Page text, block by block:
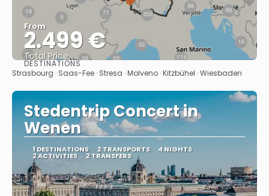
From
2.499 €
Total Price
See
DESTINATIONS
Strasbourg · Saas-Fee · Stresa · Molveno · Kitzbühel · Wiesbaden
Stedentrip Concert in
Wenen
1 DESTINATIONS 2 TRANSPORTS 4 NIGHTS
2 ACTIVITIES 2 TRANSFERS